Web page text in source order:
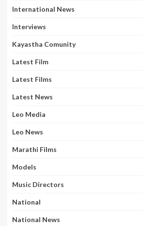
International News
Interviews
Kayastha Comunity
Latest Film
Latest Films
Latest News
Leo Media
Leo News
Marathi Films
Models
Music Directors
National
National News